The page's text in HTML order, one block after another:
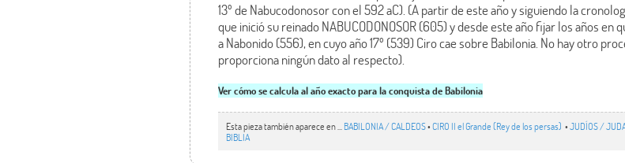
13º de Nabucodonosor con el 592 aC). (A partir de este año y siguiendo la
que inició su reinado NABUCODONOSOR (605) y desde este año fijar los años
a Nabonido (556), en cuyo año 17º (539) Ciro cae sobre Babilonia. No hay otro
proporciona ningún dato al respecto).
Ver cómo se calcula al año exacto para la conquista de Babilonia
Esta pieza también aparece en ...BABILONIA / CALDEOS•CIRO II el Grande (Rey de los persas) •JUDÍOS /
BIBLIA